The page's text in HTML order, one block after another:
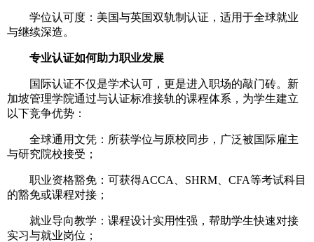
学位认可度：美国与英国双轨制认证，适用于全球就业
与继续深造。
专业认证如何助力职业发展
国际认证不仅是学术认可，更是进入职场的敲门砖。新
加坡管理学院通过与认证标准接轨的课程体系，为学生建立
以下竞争优势：
全球通用文凭：所获学位与原校同步，广泛被国际雇主
与研究院校接受；
职业资格豁免：可获得ACCA、SHRM、CFA等考试科目
的豁免或课程对接；
就业导向教学：课程设计实用性强，帮助学生快速对接
实习与就业岗位；